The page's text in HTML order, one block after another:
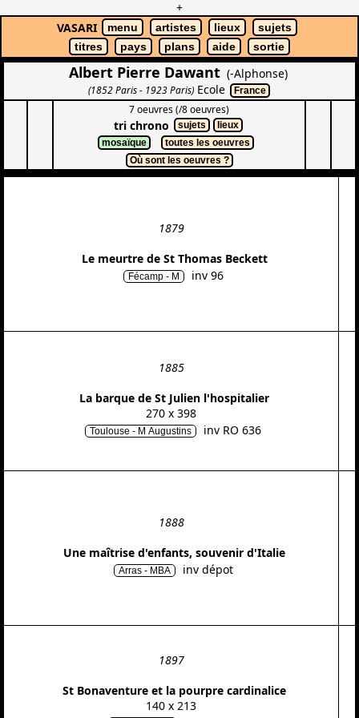
+
VASARI
menu artistes lieux
sujets
titres
pays plans aide sortie
Albert Pierre Dawant(-Alphonse)
(1852 Paris - 1923 Paris)Ecole France
7 oeuvres (/8 oeuvres)
tri chrono sujets
lieux
mosaïque
toutes les oeuvres
Où sont les oeuvres ?
1879
Le meurtre de St Thomas Beckett
Fécamp - M inv 96
1885
La barque de St Julien l'hospitalier
270 x 398
Toulouse - M Augustins inv RO 636
1888
Une maîtrise d'enfants, souvenir d'Italie
Arras - MBA inv dépot
1897
St Bonaventure et la pourpre cardinalice
140 x 213